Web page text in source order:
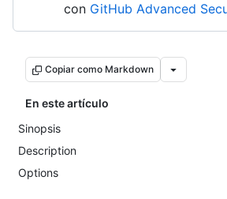
con GitHub Advanced
Copiar como Markdown
En este artículo
Sinopsis
Description
Options